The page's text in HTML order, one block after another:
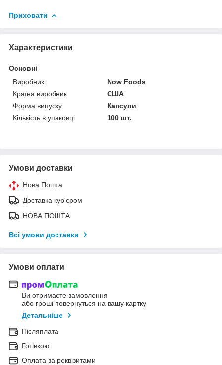
Приховати
Характеристики
Основні
Виробник
Now Foods
Країна виробник
США
Форма випуску
Капсули
Кількість в упаковці
100 шт.
Умови доставки
Нова Пошта
Доставка кур'єром
НОВА ПОШТА
Всі умови доставки
Умови оплати
Ви отримаєте замовлення
або гроші повернуться на вашу картку
Детальніше
Післяплата
Готівкою
Оплата за реквізитами